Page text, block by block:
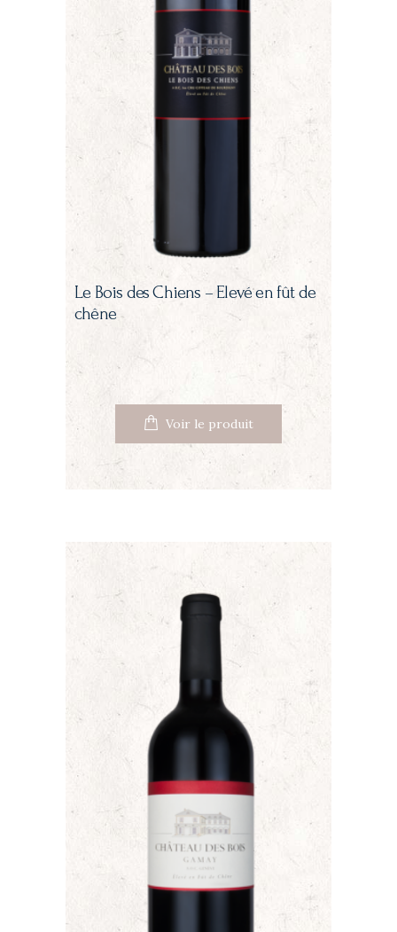
Le Bois des Chiens – Elevé en fût de
chêne
Voir le produit